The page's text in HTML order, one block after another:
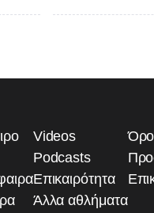
Videos
Podcasts
Επικαιρότητα
Άλλα αθλήματα